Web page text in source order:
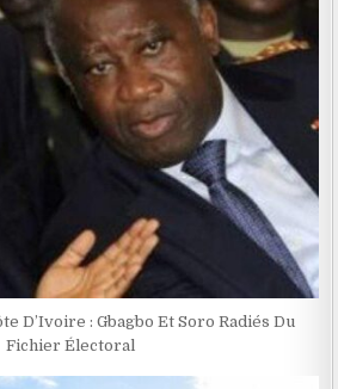
D’Ivoire : Gbagbo Et Soro Radiés Du
Fichier Électoral